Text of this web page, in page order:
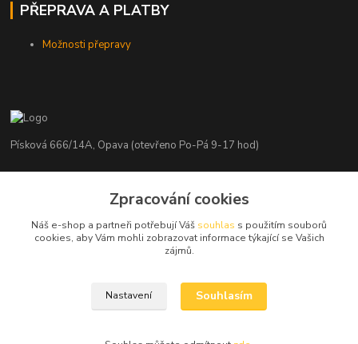
PŘEPRAVA A PLATBY
Možnosti přepravy
Písková 666/14A, Opava (otevřeno Po-Pá 9-17 hod)
+420 776 839 986
info@nosice.com
Zpracování cookies
Náš e-shop a partneři potřebují Váš souhlas s použitím souborů
cookies, aby Vám mohli zobrazovat informace týkající se Vašich
zájmů.
Nastavení Souhlasím